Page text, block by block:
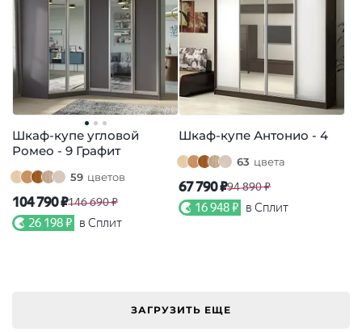
Шкаф-купе угловой
Ромео - 9 Графит
59 цветов
104 790 ₽146 690 ₽
26 198 ₽ в Сплит
Шкаф-купе Антонио - 4
63 цвета
67 790 ₽94 890 ₽
16 948 ₽ в Сплит
ЗАГРУЗИТЬ ЕЩЕ